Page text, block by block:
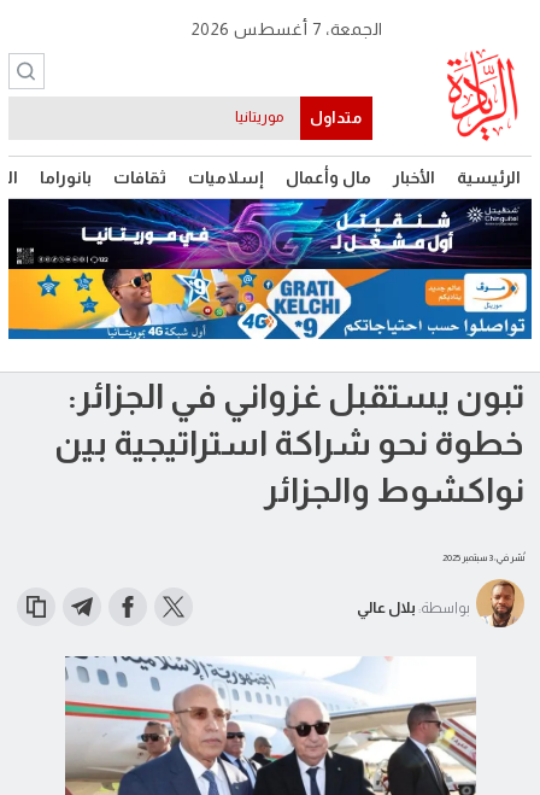
الرئيسية الأخبار مال وأعمال إسلاميات ثقافات بانوراما
الجمعة، 7 أغسطس 2026
متداول موريتانيا
تبون يستقبل غزواني في الجزائر:
خطوة نحو شراكة استراتيجية بين
نواكشوط والجزائر
نُشر في: 3 سبتمبر 2025
بواسطة: بلال عالي